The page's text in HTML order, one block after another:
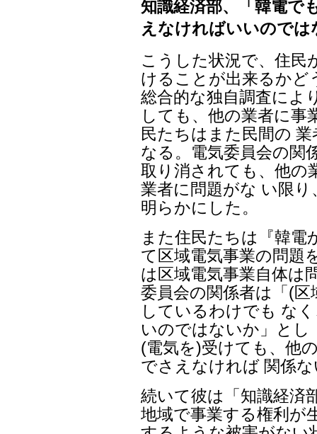
知識経済部、「韓電で
えなければいいのでは
こうした状況で、住民
けることが出来るかど
総合的な独自調査によ
しても、他の業者に事
民たちはまた民間の
なる。電気委員会の関
取り消されても、他の
業者に問題がな い限
明らかにした。
また住民たちは『韓電
て区域電気事業の問題
は区域電気事業自体は
委員会の関係者は「(
しているわけでも な
いのではないか」とし
(電気を)受けても、他
でさえなければ 関係
続いて彼は「知識経済
地域で事業する権利が